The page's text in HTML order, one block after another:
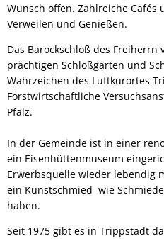
Wunsch offen. Zahlreiche
Verweilen und Genießen.
Das Barockschloß des Freiherrn
prächtigen Schloßgarten und
Wahrzeichen des Luftkurortes
Forstwirtschaftliche
Pfalz.
In der Gemeinde ist in einer
ein Eisenhüttenmuseum
Erwerbsquelle wieder lebendig
ein Kunstschmied wie
haben.
Seit 1975 gibt es in Trippstadt